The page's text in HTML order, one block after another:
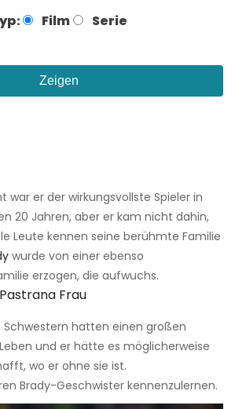
Film Serie
Zeigen
war er der wirkungsvollste Spieler in
20 Jahren, aber er kam nicht dahin,
Leute kennen seine berühmte Familie
wurde von einer ebenso
erzogen, die aufwuchs.
Frau
Schwestern hatten einen großen
und er hätte es möglicherweise
wo er ohne sie ist.
Brady-Geschwister kennenzulernen.